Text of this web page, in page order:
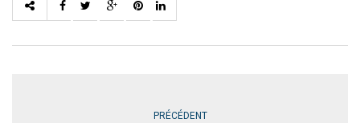
PRÉCÉDENT